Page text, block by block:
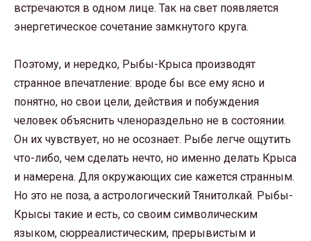
встречаются в одном лице. Так на свет появляется
энергетическое сочетание замкнутого круга.
Поэтому, и нередко, Рыбы-Крыса производят
странное впечатление: вроде бы все ему ясно и
понятно, но свои цели, действия и побуждения
человек объяснить членораздельно не в состоянии.
Он их чувствует, но не осознает. Рыбе легче ощутить
что-либо, чем сделать нечто, но именно делать Крыса
и намерена. Для окружающих сие кажется странным.
Но это не поза, а астрологический Тянитолкай. Рыбы-
Крысы такие и есть, со своим символическим
языком, сюрреалистическим, прерывистым и